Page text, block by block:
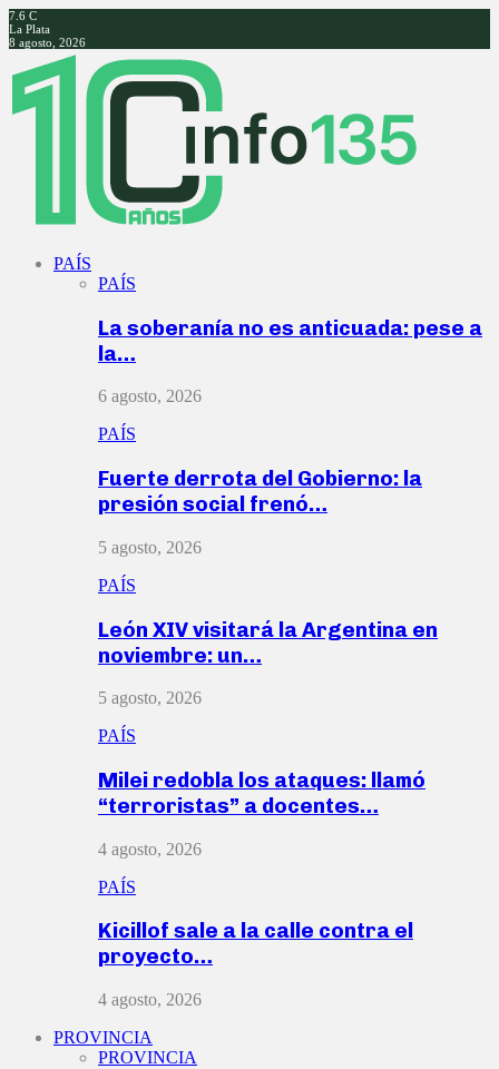
7.6 C
La Plata
8 agosto, 2026
Facebook
Twitter
Instagram
Youtube
PAÍS
PAÍS
La soberanía no es anticuada: pese a
la…
6 agosto, 2026
PAÍS
Fuerte derrota del Gobierno: la
presión social frenó…
5 agosto, 2026
PAÍS
León XIV visitará la Argentina en
noviembre: un…
5 agosto, 2026
PAÍS
Milei redobla los ataques: llamó
“terroristas” a docentes…
4 agosto, 2026
PAÍS
Kicillof sale a la calle contra el
proyecto…
4 agosto, 2026
PROVINCIA
PROVINCIA